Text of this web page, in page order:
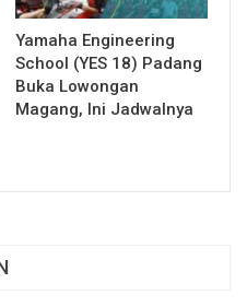
Yamaha Engineering
School (YES 18) Padang
Buka Lowongan
Magang, Ini Jadwalnya